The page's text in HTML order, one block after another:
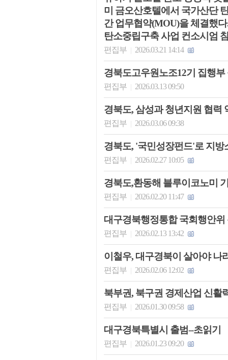
미 금오산호텔에서 국가산단
간 업무협약(MOU)을 체결했
탄소중립구축 사업 컨소시엄
편집부 | 2026.03.21 14:14
경북도고우원노조12기 집행부
편집부 | 2026.03.13 09:50
경북도, 삼성과 청년지원 협력
편집부 | 2026.03.06 09:38
경북도, '국민성장펀드'로 지방
편집부 | 2026.02.27 10:05
경북도,환동해 블루이코노미
편집부 | 2026.02.20 11:47
대구경북행정통합 국회행안
편집부 | 2026.02.13 13:42
이철우, 대구경북이 살아야 나
편집부 | 2026.02.06 12:02
북부권, 북구권 경제산업 신활
편집부 | 2026.01.30 09:58
대구경북특별시 출범--초읽기
편집부 | 2026.01.23 09:20